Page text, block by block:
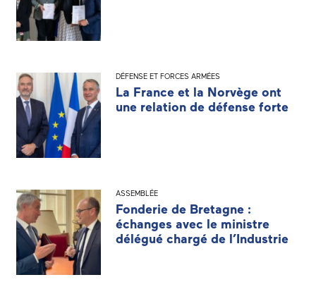
DÉFENSE ET FORCES ARMÉES
La France et la Norvège ont
une relation de défense forte
ASSEMBLÉE
Fonderie de Bretagne :
échanges avec le ministre
délégué chargé de l’Industrie